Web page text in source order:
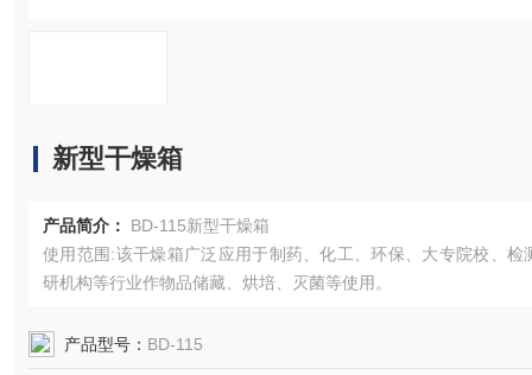
新型干燥箱
产品简介：
BD-115新型干燥箱
使用范围:该干燥箱广泛应用于制药、化工、环保、大专院校、检
研机构等行业作物品储藏、烘培、灭菌等使用。
产品型号： BD-115